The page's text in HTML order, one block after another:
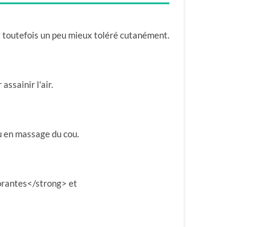
un peu mieux toléré cutanément.
assainir l'air.
massage du cou.
strong> et